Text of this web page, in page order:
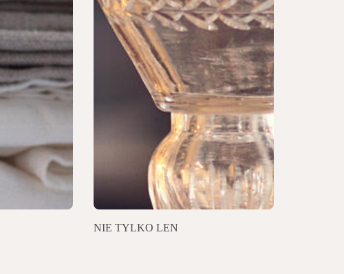
NIE TYLKO LEN